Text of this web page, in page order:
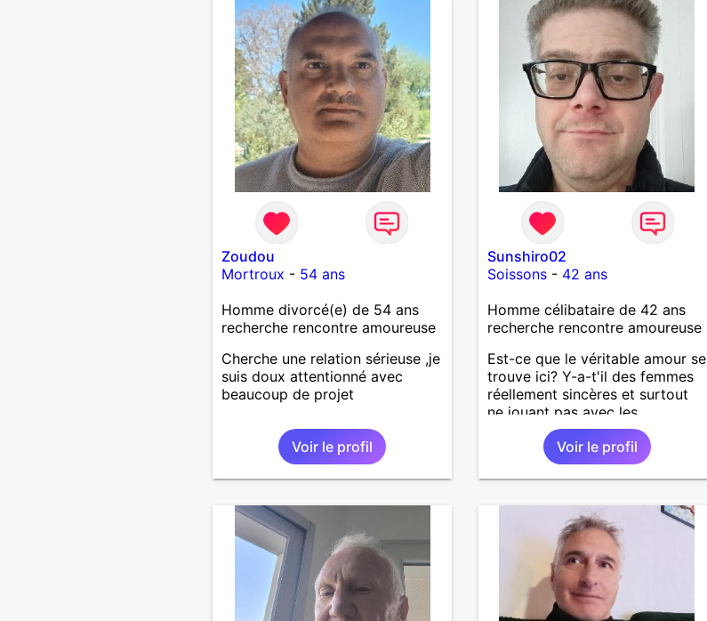
Zoudou
Mortroux - 54 ans
Homme divorcé(e) de 54 ans
recherche rencontre amoureuse
Cherche une relation sérieuse ,je
suis doux attentionné avec
beaucoup de projet
Voir le profil
Sunshiro02
Soissons- 42 ans
Homme célibataire de 42 ans
recherche rencontre amoureuse
Est-ce que le véritable amour se
trouve ici? Y-a-t'il des femmes
réellement sincères et surtout
ne jouant pas avec les
sentiments des hommes? Etant
un homme protecteur et
bienveillant, je veux continuer
d'y croire et pouvoir enfin
désir temps. Faux profil,
profiteuse et autres joyeuseté
passer votre chemin, vous ne
m'intéressez pas du tout!
Voir le profil